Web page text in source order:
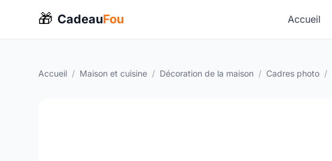
🎁 CadeauFou Accueil
Accueil / Maison et cuisine / Décoration de la maison / Cadres photo /